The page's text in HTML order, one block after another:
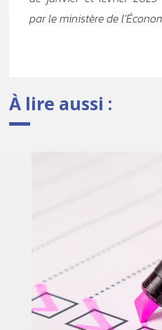
par le ministère de
À lire aussi :